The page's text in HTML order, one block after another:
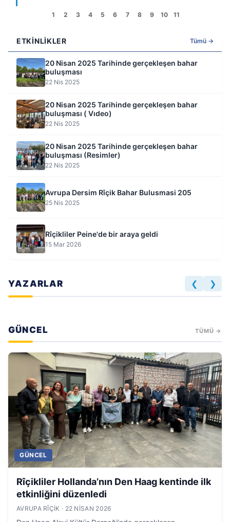
1 2 3 4 5 6 7 8 9 10 11
ETKINLIKLER Tümü →
20 Nisan 2025 Tarihinde gerçekleşen bahar
buluşması
22 Nis 2025
20 Nisan 2025 Tarihinde gerçekleşen bahar
buluşması ( Vıdeo)
22 Nis 2025
20 Nisan 2025 Tarihinde gerçekleşen bahar
buluşması (Resimler)
22 Nis 2025
Avrupa Dersim Rîçik Bahar Bulusmasi 205
25 Nis 2025
Rîçikliler Peine'de bir araya geldi
15 Mar 2026
YAZARLAR ❮ ❯
GÜNCEL TÜMÜ →
GÜNCEL
Rîçikliler Hollanda’nın Den Haag kentinde ilk
etkinliğini düzenledi
AVRUPA RÎÇIK · 22 NISAN 2026